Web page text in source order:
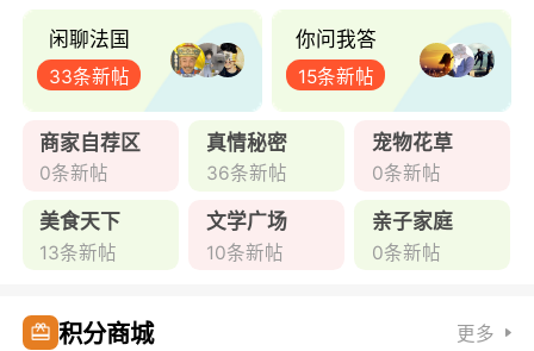
闲聊法国
33条新帖
你问我答
15条新帖
商家自荐区
0条新帖
真情秘密
36条新帖
宠物花草
0条新帖
美食天下
13条新帖
文学广场
10条新帖
亲子家庭
0条新帖
积分商城 更多